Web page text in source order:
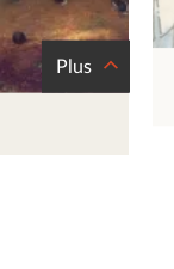
Plus